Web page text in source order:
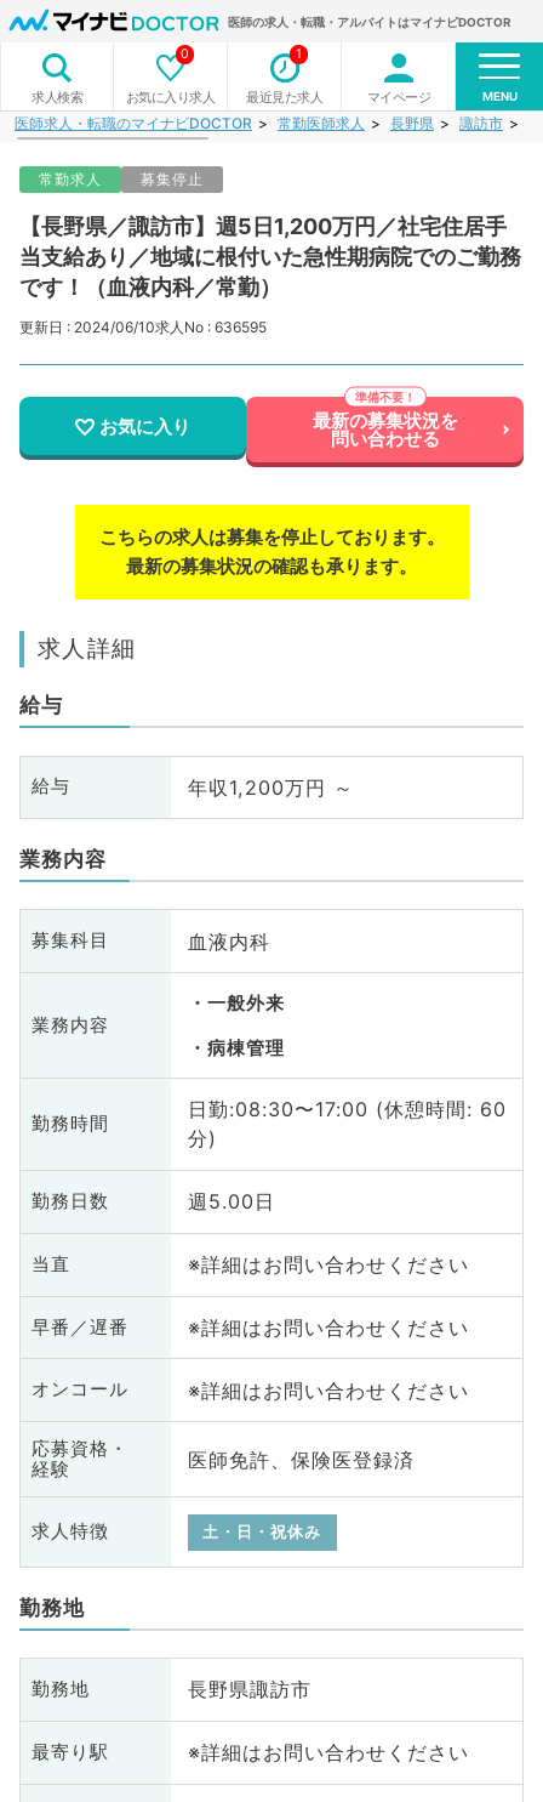
医師の求人・転職・アルバイトはマイナビDOCTOR
求人検索 お気に入り求人
0
最近見た求人
1
マイページ MENU
医師求人・転職のマイナビDOCTOR 常勤医師求人 長野県 諏訪市
常勤求人 募集停止
【長野県／諏訪市】週5日1,200万円／社宅住居手
当支給あり／地域に根付いた急性期病院でのご勤務
です！（血液内科／常勤）
更新日 : 2024/06/10求人No : 636595
お気に入り 最新の募集状況を
問い合わせる
こちらの求人は募集を停止しております。
最新の募集状況の確認も承ります。
求人詳細
給与
給与 年収1,200万円 ～
業務内容
募集科目 血液内科
業務内容
一般外来
病棟管理
勤務時間
日勤:08:30〜17:00 (休憩時間: 60
分)
勤務日数 週5.00日
当直 ※詳細はお問い合わせください
早番／遅番 ※詳細はお問い合わせください
オンコール ※詳細はお問い合わせください
応募資格・
経験
医師免許、保険医登録済
求人特徴 土・日・祝休み
勤務地
勤務地 長野県諏訪市
最寄り駅 ※詳細はお問い合わせください